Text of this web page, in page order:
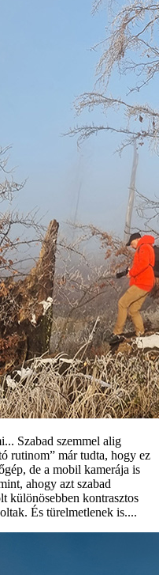
Szabad szemmel alig
rutinom” már tudta, hogy ez
de a mobil kamerája is
ahogy azt szabad
különösebben kontrasztos
És türelmetlenek is....